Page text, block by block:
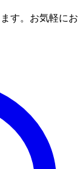
す。お気軽にお